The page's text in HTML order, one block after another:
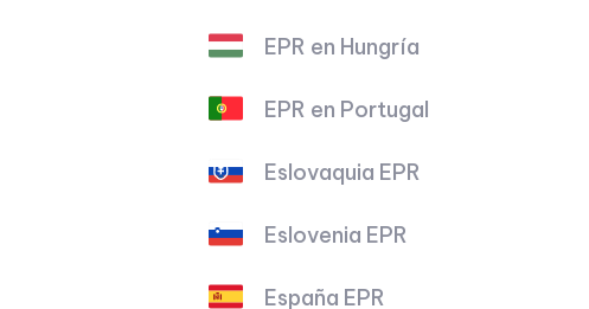
EPR en Hungría
EPR en Portugal
Eslovaquia EPR
Eslovenia EPR
España EPR